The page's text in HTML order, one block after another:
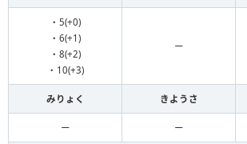
・5(+0)
・6(+1)
・8(+2)
・10(+3)
ー
みりょく きようさ
ー ー